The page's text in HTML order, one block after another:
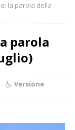
la parola della
parola
Versione